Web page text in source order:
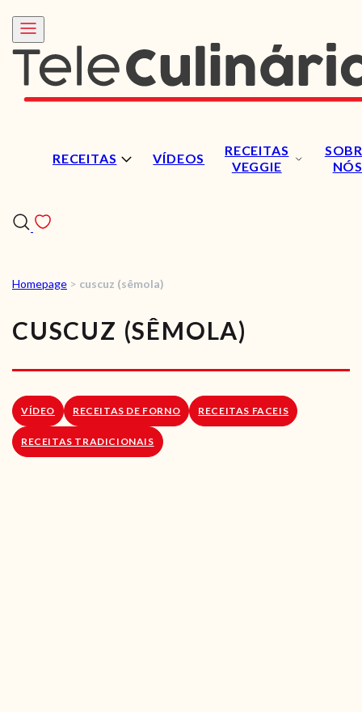
RECEITAS VÍDEOS
RECEITAS
VEGGIE
NÓS
VÍDEOS
RECEITAS VEGGIE
SOBRE NÓS
LOJA ONLINE
Homepage > cuscuz (sêmola)
CUSCUZ (SÊMOLA)
VÍDEO RECEITAS DE FORNO RECEITAS FACEIS
RECEITAS TRADICIONAIS